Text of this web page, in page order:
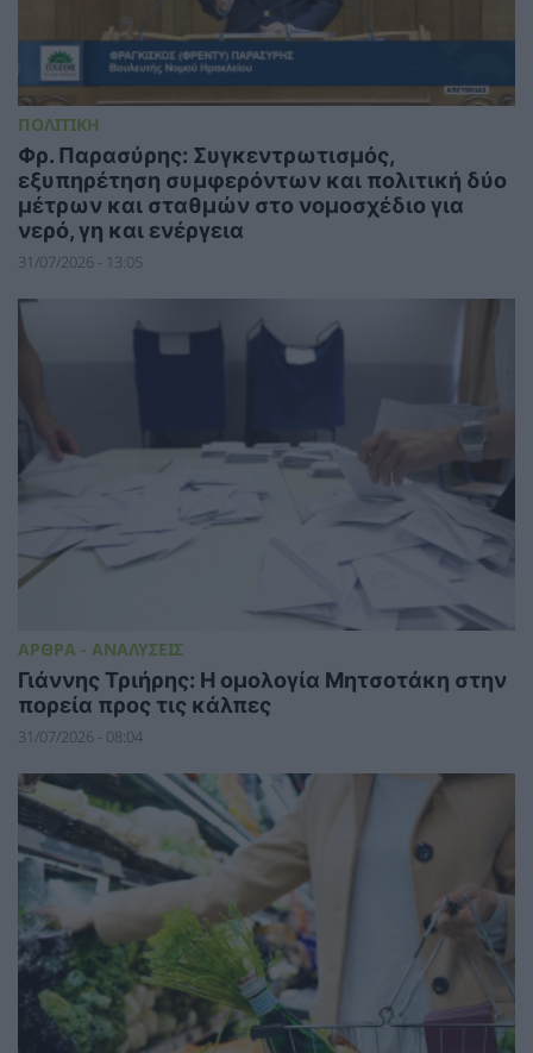
ΠΟΛΙΤΙΚΗ
Φρ. Παρασύρης: Συγκεντρωτισμός,
εξυπηρέτηση συμφερόντων και πολιτική δύο
μέτρων και σταθμών στο νομοσχέδιο για
νερό, γη και ενέργεια
31/07/2026 - 13:05
ΑΡΘΡΑ - ΑΝΑΛΥΣΕΙΣ
Γιάννης Τριήρης: Η ομολογία Μητσοτάκη στην
πορεία προς τις κάλπες
31/07/2026 - 08:04